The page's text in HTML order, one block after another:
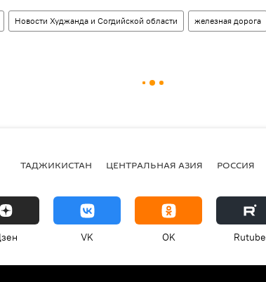
Новости Худжанда и Согдийской области железная дорога
ТАДЖИКИСТАН ЦЕНТРАЛЬНАЯ АЗИЯ РОССИЯ
VK OK Rutube